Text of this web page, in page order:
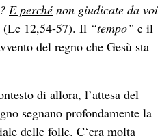
E perché non giudicate da voi
(Lc 12,54-57). Il “tempo” e il
del regno che Gesù sta
di allora, l’attesa del
segnano profondamente la
delle folle. C‘era molta